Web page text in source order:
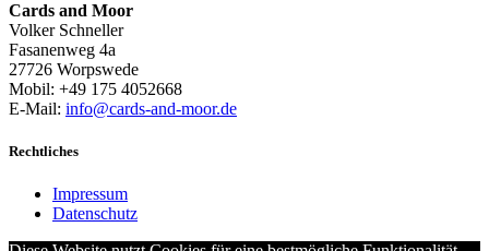
Cards and Moor
Volker Schneller
Fasanenweg 4a
27726 Worpswede
Mobil: +49 175 4052668
E-Mail: info@cards-and-moor.de
Rechtliches
Impressum
Datenschutz